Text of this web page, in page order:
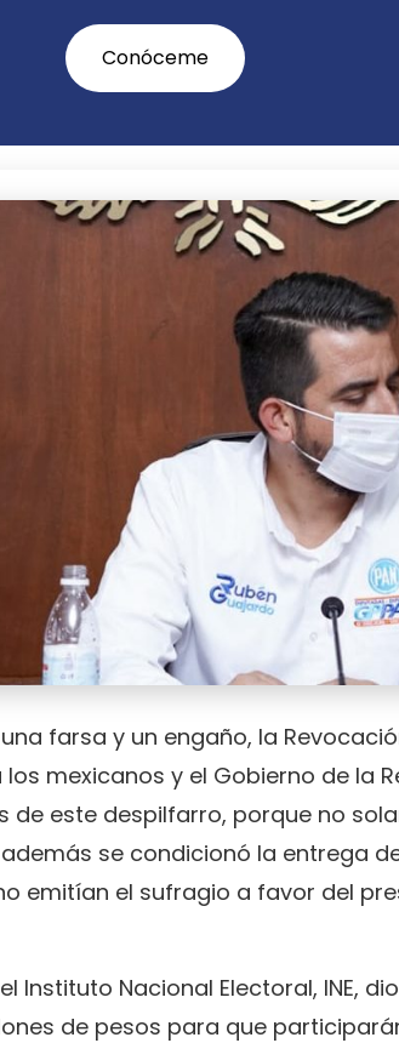
Conóceme
farsa y un engaño, la
mexicanos y el Gobierno de la
de este despilfarro, porque no
se condicionó la entrega
emitían el sufragio a favor del
Instituto Nacional Electoral, INE,
de pesos para que